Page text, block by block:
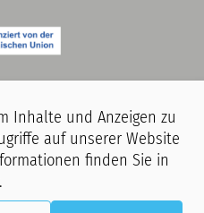
finden Film- und
unserer Räumlichkeiten erklären
Inhalte und Anzeigen zu
auf unserer Website
finden Sie in
.